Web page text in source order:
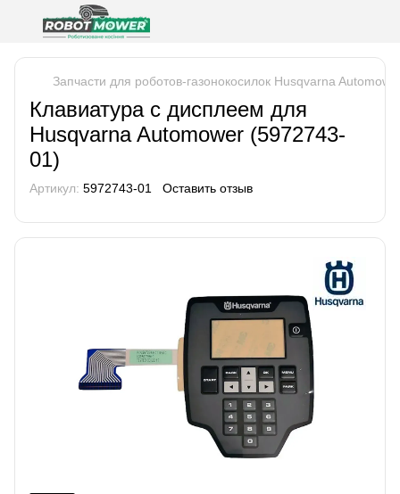
Запчасти для роботов-газонокосилок Husqvarna
Клавиатура с дисплеем для
Husqvarna Automower (5972743-
01)
Артикул: 5972743-01 Оставить отзыв